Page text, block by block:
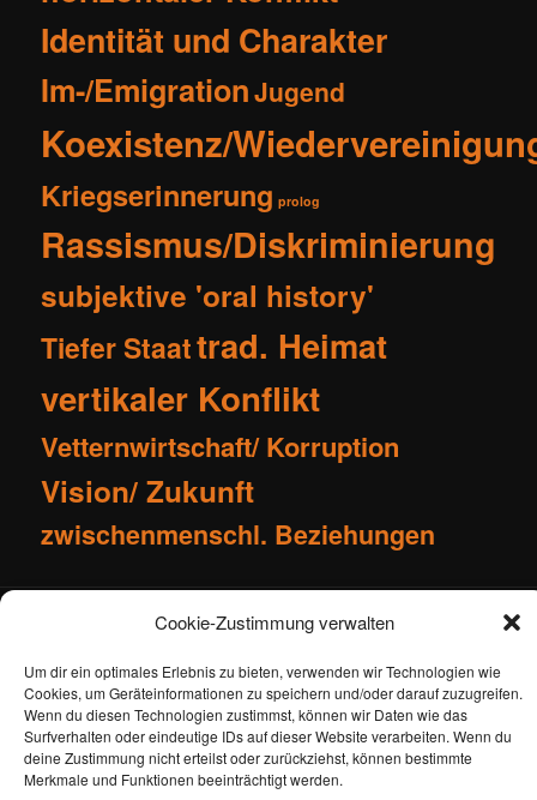
Cookie-Zustimmung verwalten
Um dir ein optimales Erlebnis zu bieten, verwenden wir Technologien wie
Cookies, um Geräteinformationen zu speichern und/oder darauf zuzugreifen.
Wenn du diesen Technologien zustimmst, können wir Daten wie das
Surfverhalten oder eindeutige IDs auf dieser Website verarbeiten. Wenn du
deine Zustimmung nicht erteilst oder zurückziehst, können bestimmte
Merkmale und Funktionen beeinträchtigt werden.
Identität und Charakter
Im-/EmigrationJugend
Koexistenz/
Kriegserinnerung prolog
Rassismus/Diskriminierung
subjektive 'oral history'
Tiefer Staattrad. Heimat
vertikaler Konflikt
Vetternwirtschaft/ Korruption
Vision/ Zukunft
zwischenmenschl. Beziehungen
Impressum
Kontakt
Datenschutzerklärung
Stolz präsentiert von WordPress